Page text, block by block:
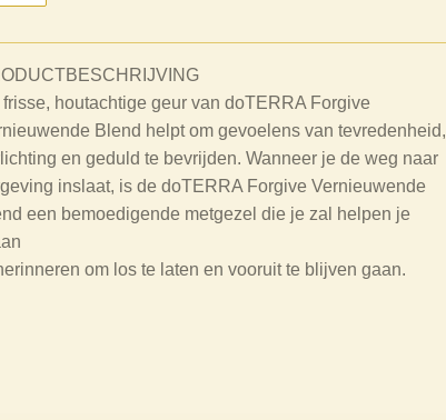
frisse, houtachtige geur van doTERRA Forgive
Blend helpt om gevoelens van tevredenheid,
en geduld te bevrijden. Wanneer je de weg naar
inslaat, is de doTERRA Forgive Vernieuwende
een bemoedigende metgezel die je zal helpen je
om los te laten en vooruit te blijven gaan.